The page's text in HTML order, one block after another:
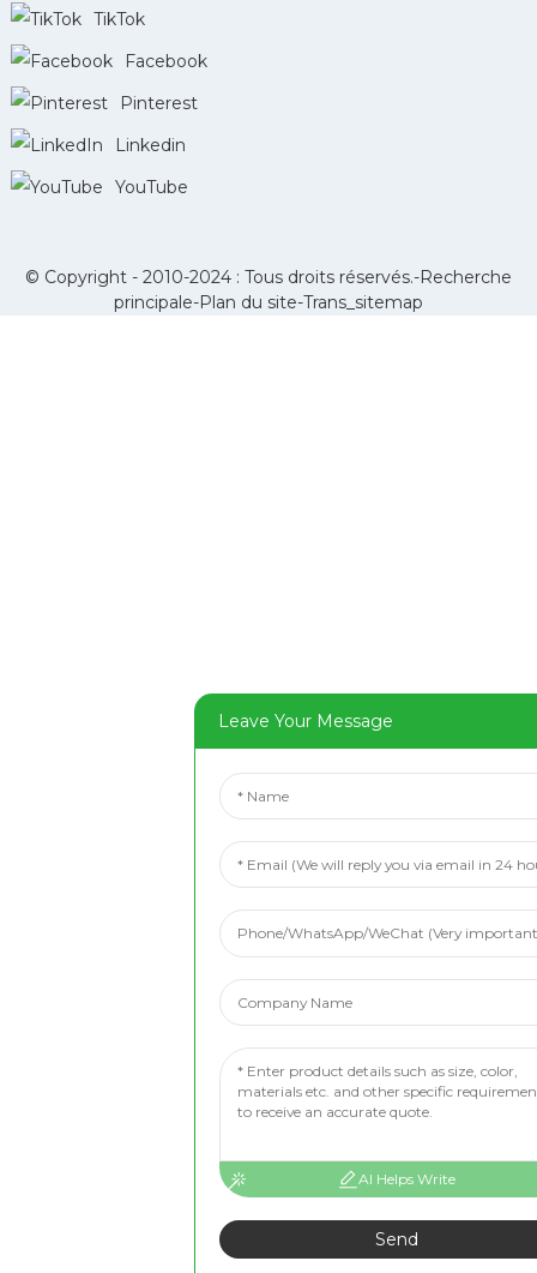
TikTok
Facebook
Pinterest
Linkedin
YouTube
© Copyright - 2010-2024 : Tous droits réservés.-Recherche
principale-Plan du site-Trans_sitemap
Leave Your Message
AI Helps Write
Send